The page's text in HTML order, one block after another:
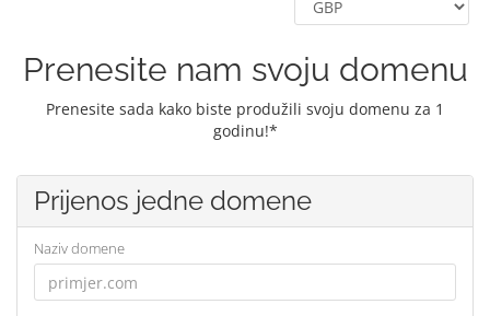
Prenesite nam svoju domenu
Prenesite sada kako biste produžili svoju domenu za 1
godinu!*
Prijenos jedne domene
Naziv domene